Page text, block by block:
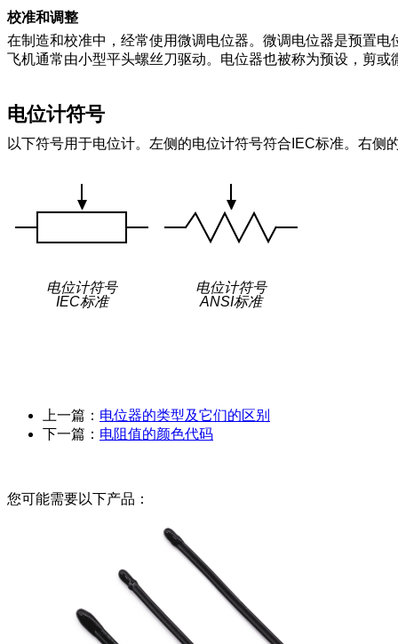
校准和调整
在制造和校准中， 经常使用微调电位器。 微调电位器是预置电
飞机通常由小型平头螺丝刀驱动。 电位器也被称为预设 ，剪或
电位计符号
以下符号用于电位计。 左侧的电位计符号符合IEC标准。 右侧
电位计符号
IEC标准
电位计符号
ANSI标准
上一篇： 电位器的类型及它们的区别
下一篇： 电阻值的颜色代码
您可能需要以下产品：